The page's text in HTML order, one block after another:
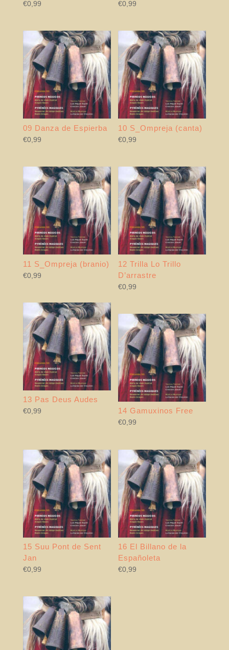
€0,99 €0,99
09 Danza de Espierba
€0,99
10 S_Ompreja (canta)
€0,99
11 S_Ompreja (branio)
€0,99
12 Trilla Lo Trillo
D’arrastre
€0,99
13 Pas Deus Audes
€0,99 14 Gamuxinos Free
€0,99
15 Suu Pont de Sent
Jan
€0,99
16 El Billano de la
Españoleta
€0,99